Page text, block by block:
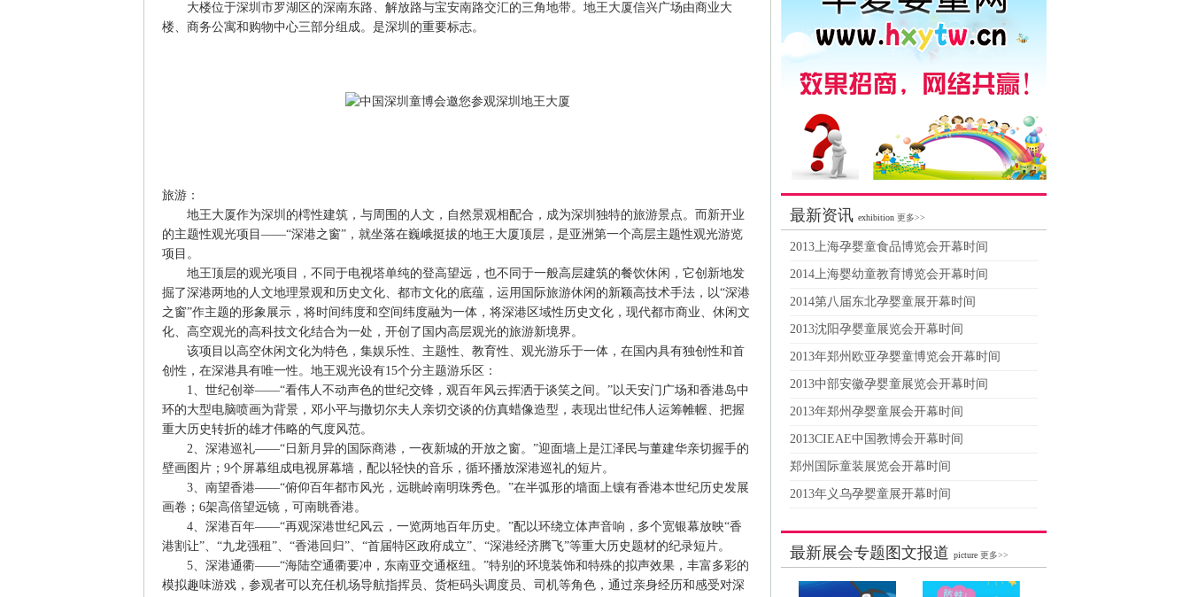
大楼位于深圳市罗湖区的深南东路、解放路与宝安南路交汇的三角地带。地王大厦信兴广场由商业大
楼、商务公寓和购物中心三部分组成。是深圳的重要标志。
旅游：
地王大厦作为深圳的樗性建筑，与周围的人文，自然景观相配合，成为深圳独特的旅游景点。而新开业
的主题性观光项目——“深港之窗”，就坐落在巍峨挺拔的地王大厦顶层，是亚洲第一个高层主题性观光游览
项目。
地王顶层的观光项目，不同于电视塔单纯的登高望远，也不同于一般高层建筑的餐饮休闲，它创新地发
掘了深港两地的人文地理景观和历史文化、都市文化的底蕴，运用国际旅游休闲的新颖高技术手法，以“深港
之窗”作主题的形象展示，将时间纬度和空间纬度融为一体，将深港区域性历史文化，现代都市商业、休闲文
化、高空观光的高科技文化结合为一处，开创了国内高层观光的旅游新境界。
该项目以高空休闲文化为特色，集娱乐性、主题性、教育性、观光游乐于一体，在国内具有独创性和首
创性，在深港具有唯一性。地王观光设有15个分主题游乐区：
1、世纪创举——“看伟人不动声色的世纪交锋，观百年风云挥洒于谈笑之间。”以天安门广场和香港岛中
环的大型电脑喷画为背景，邓小平与撒切尔夫人亲切交谈的仿真蜡像造型，表现出世纪伟人运筹帷幄、把握
重大历史转折的雄才伟略的气度风范。
2、深港巡礼——“日新月异的国际商港，一夜新城的开放之窗。”迎面墙上是江泽民与董建华亲切握手的
壁画图片；9个屏幕组成电视屏幕墙，配以轻快的音乐，循环播放深港巡礼的短片。
3、南望香港——“俯仰百年都市风光，远眺岭南明珠秀色。”在半弧形的墙面上镶有香港本世纪历史发展
画卷；6架高倍望远镜，可南眺香港。
4、深港百年——“再观深港世纪风云，一览两地百年历史。”配以环绕立体声音响，多个宽银幕放映“香
港割让”、“九龙强租”、“香港回归”、“首届特区政府成立”、“深港经济腾飞”等重大历史题材的纪录短片。
5、深港通衢——“海陆空通衢要冲，东南亚交通枢纽。”特别的环境装饰和特殊的拟声效果，丰富多彩的
模拟趣味游戏，参观者可以充任机场导航指挥员、货柜码头调度员、司机等角色，通过亲身经历和感受对深
最新资讯 exhibition 更多>>
2013上海孕婴童食品博览会开幕时间
2014上海婴幼童教育博览会开幕时间
2014第八届东北孕婴童展开幕时间
2013沈阳孕婴童展览会开幕时间
2013年郑州欧亚孕婴童博览会开幕时间
2013中部安徽孕婴童展览会开幕时间
2013年郑州孕婴童展会开幕时间
2013CIEAE中国教博会开幕时间
郑州国际童装展览会开幕时间
2013年义乌孕婴童展开幕时间
最新展会专题图文报道 picture 更多>>